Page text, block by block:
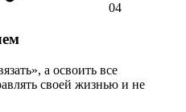
04
а освоить все
своей жизнью и не